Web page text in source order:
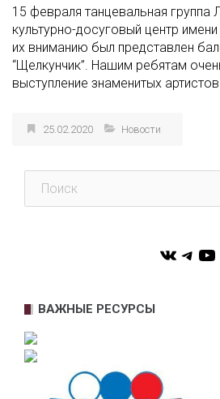
15 февраля танцевальная группа
культурно-досуговый центр
их вниманию был представлен
“Щелкунчик”. Нашим ребятам
выступление знаменитых
25.02.2020 Новости
Поиск
VK
ВАЖНЫЕ РЕСУРСЫ